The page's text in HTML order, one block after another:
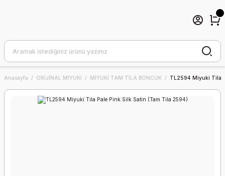
Anasayfa ORİJİNAL MIYUKI MİYUKİ TAM TİLA BONCUK TL2594 Miyuki Tila